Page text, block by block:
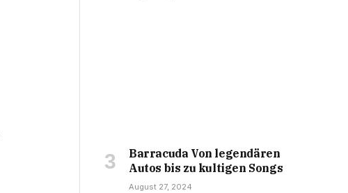
Barracuda Von legendären
Autos bis zu kultigen Songs
August 27, 2024